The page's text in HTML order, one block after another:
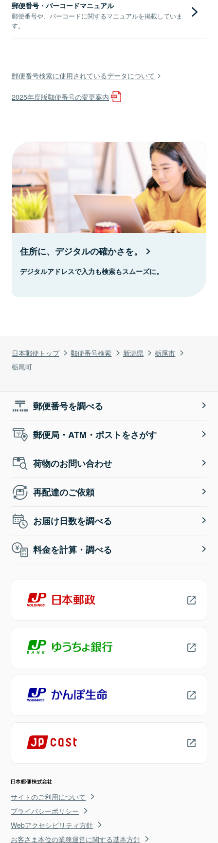
日本郵便トップ 郵便番号検索 新潟県
栃尾市
栃尾町
郵便番号・バーコードマニュアル
郵便番号や、バーコードに関するマニュアルを掲載していま
す。
郵便番号検索に使用されているデータについて
2025年度版郵便番号の変更案内
住所に、デジタルの確かさを。
デジタルアドレスで入力も検索もスムーズに。
郵便番号を調べる
郵便局・ATM・ポストをさがす
荷物のお問い合わせ
再配達のご依頼
お届け日数を調べる
料金を計算・調べる
サイトのご利用について
プライバシーポリシー
Webアクセシビリティ方針
お客さま本位の業務運営に関する基本方針